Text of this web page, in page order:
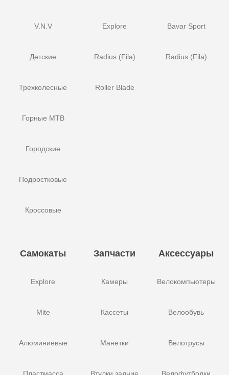
V.N.V
Детские
Трехколесные
Горные MTB
Городские
Подростковые
Кроссовые
Explore
Radius (Fila)
Roller Blade
Bavar Sport
Radius (Fila)
Самокаты
Explore
Mite
Алюминиевые
Запчасти
Камеры
Кассеты
Манетки
Аксессуары
Велокомпьютеры
Велообувь
Велотрусы